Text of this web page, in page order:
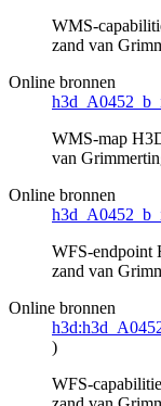
WMS-
zand van
Online bronnen
WMS-map
van
Online bronnen
WFS-endpoint
zand van
Online bronnen
)
WFS-